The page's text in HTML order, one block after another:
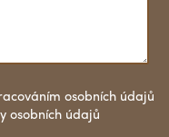
osobních údajů
osobních údajů